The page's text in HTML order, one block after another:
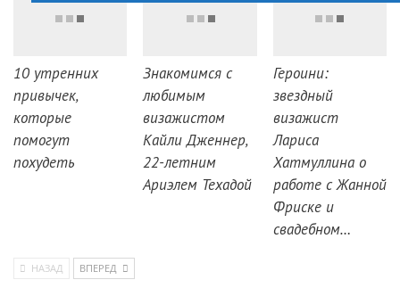
10 утренних
привычек,
которые
помогут
похудеть
Знакомимся с
любимым
визажистом
Кайли Дженнер,
22-летним
Ариэлем Техадой
Героини:
звездный
визажист
Лариса
Хатмуллина о
работе с Жанной
Фриске и
свадебном…
НАЗАД ВПЕРЕД